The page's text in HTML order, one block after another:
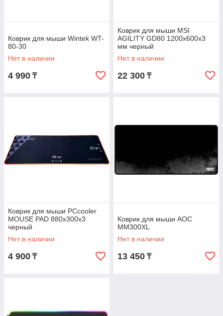
Коврик для мыши Wintek WT-
80-30
Нет в наличии
4 990 ₸
Коврик для мыши MSI
AGILITY GD80 1200x600x3
мм черный
Нет в наличии
22 300 ₸
Коврик для мыши PCcooler
MOUSE PAD 880x300x3
черный
Нет в наличии
4 900 ₸
Коврик для мыши AOC
MM300XL
Нет в наличии
13 450 ₸